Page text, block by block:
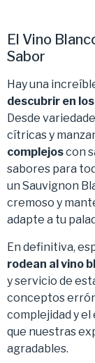
El Vino
Sabor
Hay una
descubrir en
Desde
cítricas y
complejoscon
sabores para
un Sauvignon
cremoso y
adapte a tu
En definitiva,
rodean al vino
y servicio de
conceptos
complejidad y
que nuestras
agradables.